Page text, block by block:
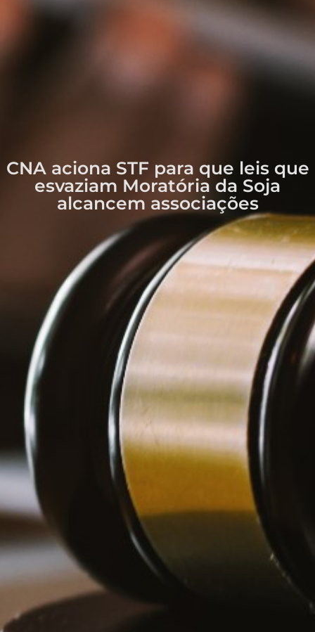
CNA aciona STF para que leis que
esvaziam Moratória da Soja
alcancem associações